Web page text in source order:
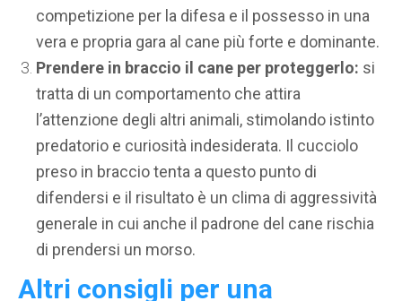
competizione per la difesa e il possesso in una
vera e propria gara al cane più forte e dominante.
Prendere in braccio il cane per proteggerlo: si
tratta di un comportamento che attira
l’attenzione degli altri animali, stimolando istinto
predatorio e curiosità indesiderata. Il cucciolo
preso in braccio tenta a questo punto di
difendersi e il risultato è un clima di aggressività
generale in cui anche il padrone del cane rischia
di prendersi un morso.
Altri consigli per una